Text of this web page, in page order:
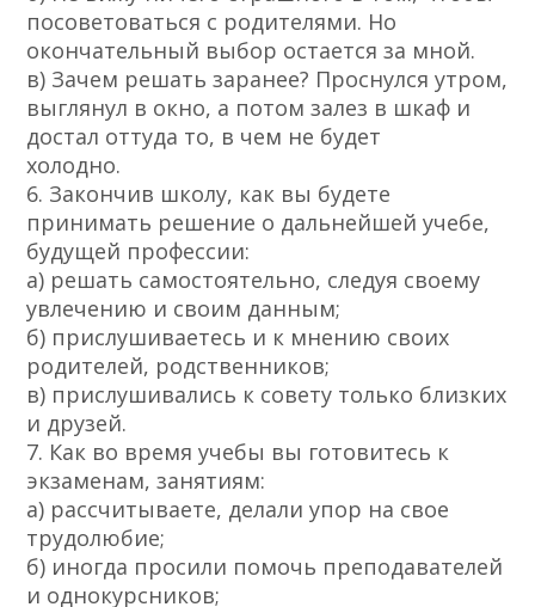
посоветоваться с родителями. Но
окончательный выбор остается за мной.
в) Зачем решать заранее? Проснулся утром,
выглянул в окно, а потом залез в шкаф и
достал оттуда то, в чем не будет
холодно.
6. Закончив школу, как вы будете
принимать решение о дальнейшей учебе,
будущей профессии:
а) решать самостоятельно, следуя своему
увлечению и своим данным;
б) прислушиваетесь и к мнению своих
родителей, родственников;
в) прислушивались к совету только близких
и друзей.
7. Как во время учебы вы готовитесь к
экзаменам, занятиям:
а) рассчитываете, делали упор на свое
трудолюбие;
б) иногда просили помочь преподавателей
и однокурсников;